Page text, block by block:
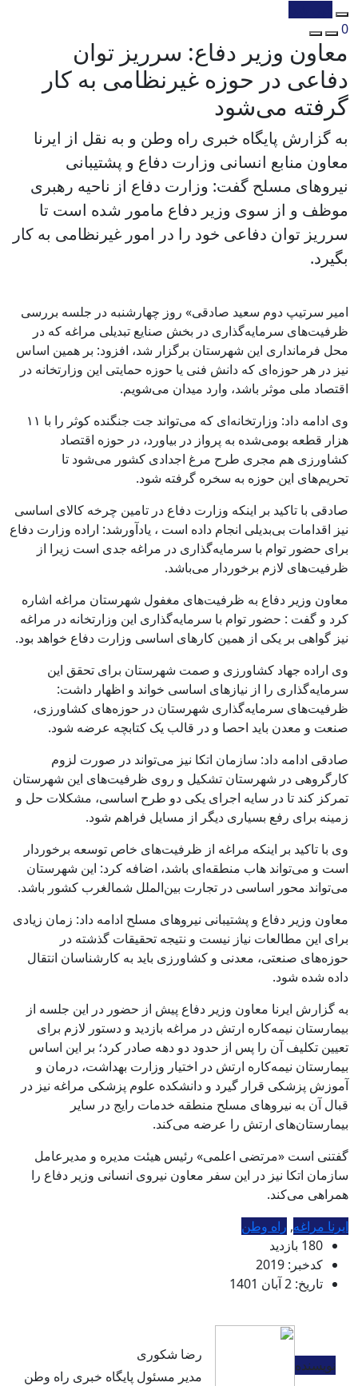
0
معاون وزیر دفاع: سرریز توان
دفاعی در حوزه غیرنظامی به کار
گرفته می‌شود
به گزارش پایگاه خبری راه وطن و به نقل از ایرنا
معاون منابع انسانی وزارت دفاع و پشتیبانی
نیروهای مسلح گفت: وزارت دفاع از ناحیه رهبری
موظف و از سوی وزیر دفاع مامور شده است تا
سرریز توان دفاعی خود را در امور غیرنظامی به کار
بگیرد.
امیر سرتیپ دوم سعید صادقی» روز چهارشنبه در جلسه بررسی
ظرفیت‌های سرمایه‌گذاری در بخش صنایع تبدیلی مراغه که در
محل فرمانداری این شهرستان برگزار شد، افزود: بر همین اساس
نیز در هر حوزه‌ای که دانش فنی یا حوزه حمایتی این وزارتخانه در
اقتصاد ملی موثر باشد، وارد میدان می‌شویم.
وی ادامه داد: وزارتخانه‌ای که می‌تواند جت جنگنده کوثر را با ۱۱
هزار قطعه بومی‌شده به پرواز در بیاورد، در حوزه اقتصاد
کشاورزی هم مجری طرح مرغ اجدادی کشور می‌شود تا
تحریم‌های این حوزه به سخره گرفته شود.
صادقی با تاکید بر اینکه وزارت دفاع در تامین چرخه کالای اساسی
نیز اقدامات بی‌بدیلی انجام داده است ، یادآورشد: اراده وزارت دفاع
برای حضور توام با سرمایه‌گذاری در مراغه جدی است زیرا از
ظرفیت‌های لازم برخوردار می‌باشد.
معاون وزیر دفاع به ظرفیت‌های مغفول شهرستان مراغه اشاره
کرد و گفت : حضور توام با سرمایه‌گذاری این وزارتخانه در مراغه
نیز گواهی بر یکی از همین کارهای اساسی وزارت دفاع خواهد بود.
وی اراده جهاد کشاورزی و صمت شهرستان برای تحقق این
سرمایه‌گذاری را از نیازهای اساسی خواند و اظهار داشت:
ظرفیت‌های سرمایه‌گذاری شهرستان در حوزه‌های کشاورزی،
صنعت و معدن باید احصا و در قالب یک کتابچه عرضه شود.
صادقی ادامه داد: سازمان اتکا نیز می‌تواند در صورت لزوم
کارگروهی در شهرستان تشکیل و روی ظرفیت‌های این شهرستان
تمرکز کند تا در سایه اجرای یکی دو طرح اساسی، مشکلات حل و
زمینه برای رفع بسیاری دیگر از مسایل فراهم شود.
وی با تاکید بر اینکه مراغه از ظرفیت‌های خاص توسعه برخوردار
است و می‌تواند هاب منطقه‌ای باشد، اضافه کرد: این شهرستان
می‌تواند محور اساسی در تجارت بین‌الملل شمالغرب کشور باشد.
معاون وزیر دفاع و پشتیبانی نیروهای مسلح ادامه داد: زمان زیادی
برای این مطالعات نیاز نیست و نتیجه تحقیقات گذشته در
حوزه‌های صنعتی، معدنی و کشاورزی باید به کارشناسان انتقال
داده شده شود.
به گزارش ایرنا معاون وزیر دفاع پیش از حضور در این جلسه از
بیمارستان نیمه‌کاره ارتش در مراغه بازدید و دستور لازم برای
تعیین تکلیف آن را پس از حدود دو دهه صادر کرد؛ بر این اساس
بیمارستان نیمه‌کاره ارتش در اختیار وزارت بهداشت، درمان و
آموزش پزشکی قرار گیرد و دانشکده علوم پزشکی مراغه نیز در
قبال آن به نیروهای مسلح منطقه خدمات رایج در سایر
بیمارستان‌های ارتش را عرضه می‌کند.
گفتنی است «مرتضی اعلمی» رئیس هیئت مدیره و مدیرعامل
سازمان اتکا نیز در این سفر معاون نیروی انسانی وزیر دفاع را
همراهی می‌کند.
ایرنا مراغه, راه وطن
180 بازدید
کدخبر: 2019
تاریخ: 2 آبان 1401
نویسنده
رضا شکوری
مدیر مسئول پایگاه خبری راه وطن